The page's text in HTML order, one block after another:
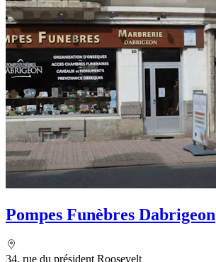
Pompes Funèbres Dabrigeon
34, rue du président Roosevelt